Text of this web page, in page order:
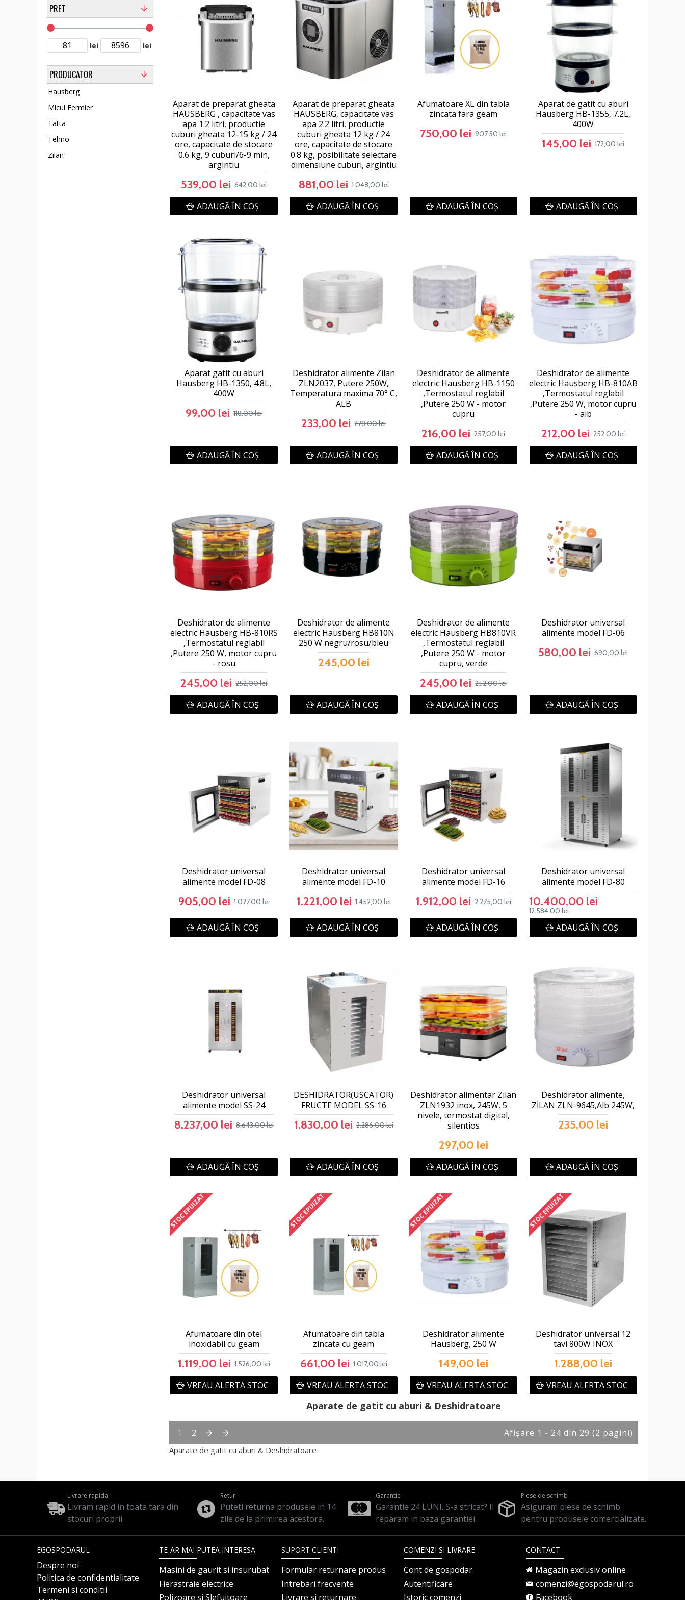
PRET
lei lei
PRODUCATOR
Hausberg
Micul Fermier
Tatta
Tehno
Zilan
Aparate de gatit cu aburi & Deshidratoare
Aparat de preparat gheata
HAUSBERG , capacitate vas
apa 1.2 litri, productie
cuburi gheata 12-15 kg / 24
ore, capacitate de stocare
0.6 kg, 9 cuburi/6-9 min,
argintiu
539,00 lei 642,00 lei
ADAUGĂ ÎN COŞ
Aparat de preparat gheata
HAUSBERG, capacitate vas
apa 2.2 litri, productie
cuburi gheata 12 kg / 24
ore, capacitate de stocare
0.8 kg, posibilitate selectare
dimensiune cuburi, argintiu
881,00 lei 1.048,00 lei
ADAUGĂ ÎN COŞ
Afumatoare XL din tabla
zincata fara geam
750,00 lei 907,50 lei
ADAUGĂ ÎN COŞ
Aparat de gatit cu aburi
Hausberg HB-1355, 7.2L,
400W
145,00 lei 172,00 lei
ADAUGĂ ÎN COŞ
Aparat gatit cu aburi
Hausberg HB-1350, 4.8L,
400W
99,00 lei 118,00 lei
ADAUGĂ ÎN COŞ
Deshidrator alimente Zilan
ZLN2037, Putere 250W,
Temperatura maxima 70° C,
ALB
233,00 lei 278,00 lei
ADAUGĂ ÎN COŞ
Deshidrator de alimente
electric Hausberg HB-1150
,Termostatul reglabil
,Putere 250 W - motor
cupru
216,00 lei 257,00 lei
ADAUGĂ ÎN COŞ
Deshidrator de alimente
electric Hausberg HB-810AB
,Termostatul reglabil
,Putere 250 W, motor cupru
- alb
212,00 lei 252,00 lei
ADAUGĂ ÎN COŞ
Deshidrator de alimente
electric Hausberg HB-810RS
,Termostatul reglabil
,Putere 250 W, motor cupru
- rosu
245,00 lei 252,00 lei
ADAUGĂ ÎN COŞ
Deshidrator de alimente
electric Hausberg HB810N
250 W negru/rosu/bleu
245,00 lei
ADAUGĂ ÎN COŞ
Deshidrator de alimente
electric Hausberg HB810VR
,Termostatul reglabil
,Putere 250 W - motor
cupru, verde
245,00 lei 252,00 lei
ADAUGĂ ÎN COŞ
Deshidrator universal
alimente model FD-06
580,00 lei 690,00 lei
ADAUGĂ ÎN COŞ
Deshidrator universal
alimente model FD-08
905,00 lei 1.077,00 lei
ADAUGĂ ÎN COŞ
Deshidrator universal
alimente model FD-10
1.221,00 lei 1.452,00 lei
ADAUGĂ ÎN COŞ
Deshidrator universal
alimente model FD-16
1.912,00 lei 2.275,00 lei
ADAUGĂ ÎN COŞ
Deshidrator universal
alimente model FD-80
10.400,00 lei
12.584,00 lei
ADAUGĂ ÎN COŞ
Deshidrator universal
alimente model SS-24
8.237,00 lei 8.643,00 lei
ADAUGĂ ÎN COŞ
DESHIDRATOR(USCATOR)
FRUCTE MODEL SS-16
1.830,00 lei 2.286,00 lei
ADAUGĂ ÎN COŞ
Deshidrator alimentar Zilan
ZLN1932 inox, 245W, 5
nivele, termostat digital,
silentios
297,00 lei
ADAUGĂ ÎN COŞ
Deshidrator alimente,
ZİLAN ZLN-9645,Alb 245W,
235,00 lei
ADAUGĂ ÎN COŞ
STOC EPUIZAT
Afumatoare din otel
inoxidabil cu geam
1.119,00 lei 1.526,00 lei
VREAU ALERTA STOC
STOC EPUIZAT
Afumatoare din tabla
zincata cu geam
661,00 lei 1.017,00 lei
VREAU ALERTA STOC
STOC EPUIZAT
Deshidrator alimente
Hausberg, 250 W
149,00 lei
VREAU ALERTA STOC
STOC EPUIZAT
Deshidrator universal 12
tavi 800W INOX
1.288,00 lei
VREAU ALERTA STOC
Aparate de gatit cu aburi & Deshidratoare
1 2 Afişare 1 - 24 din 29 (2 pagini)
Livrare rapida
Livram rapid in toata tara din
stocuri proprii.
Retur
Puteti returna produsele in 14
zile de la primirea acestora.
Garantie
Garantie 24 LUNI. S-a stricat? Il
reparam in baza garantiei.
Piese de schimb
Asiguram piese de schimb
pentru produsele comercializate.
EGOSPODARUL
Despre noi
Politica de confidentialitate
Termeni si conditii
TE-AR MAI PUTEA INTERESA
Masini de gaurit si insurubat
Fierastraie electrice
Polizoare si Slefuitoare
SUPORT CLIENTI
Formular returnare produs
Intrebari frecvente
Livrare si returnare
COMENZI SI LIVRARE
Cont de gospodar
Autentificare
Istoric comenzi
CONTACT
Magazin exclusiv online
comenzi@egospodarul.ro
Facebook